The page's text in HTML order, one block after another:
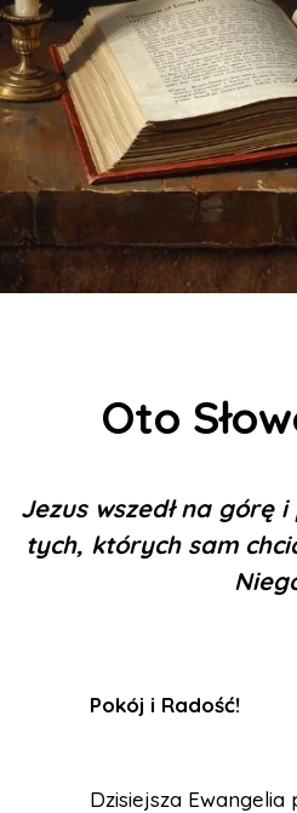
Oto
Jezus wszedł na górę i
tych, których sam
Pokój i Radość!
Dzisiejsza